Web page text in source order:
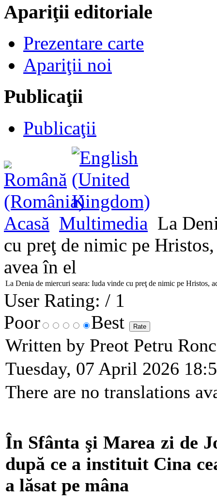
Apariţii editoriale
Prezentare carte
Apariţii noi
Publicaţii
Publicaţii
Acasă Multimedia La
cu preţ de nimic pe
avea în el
La Denia de miercuri seara: Iuda vinde cu preţ de nimic pe Hristos,
User Rating: / 1
Poor
Best
Written by Preot Petru
Tuesday, 07 April 2026
There are no translations
În Sfânta şi Marea zi de
după ce a instituit Cina
a lăsat pe mâna